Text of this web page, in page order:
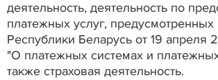
деятельность, деятельность по
платежных услуг, предусмотренных
Республики Беларусь от 19 апреля
"О платежных системах и
также страховая деятельность.